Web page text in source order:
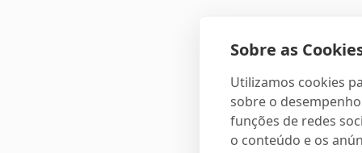
Sobre as
Utilizamos cookies
sobre o
funções de redes
o conteúdo e os